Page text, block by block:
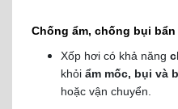
Chống ẩm, chống bụi bẩn
Xốp hơi có khả năng
khỏi ẩm mốc, bụi và
hoặc vận chuyển.